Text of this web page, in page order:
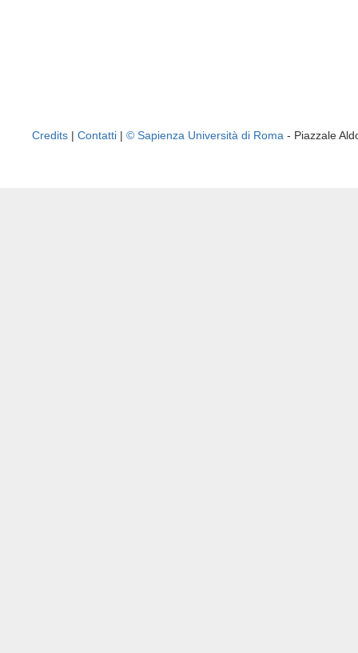
Credits | Contatti | © Sapienza Università di Roma - Piazzale